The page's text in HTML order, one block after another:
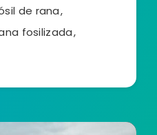
de rana,
fosilizada,